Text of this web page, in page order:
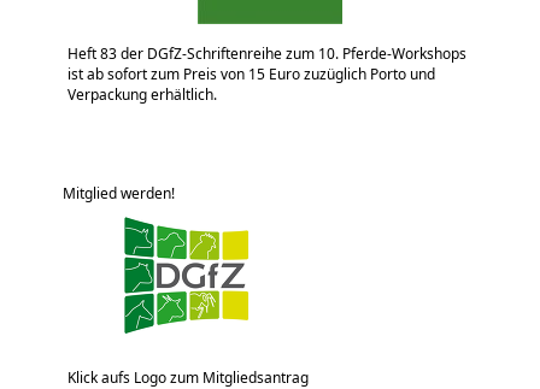
Heft 83 der DGfZ-Schriftenreihe zum 10. Pferde-Workshops
ist ab sofort zum Preis von 15 Euro zuzüglich Porto und
Verpackung erhältlich.
Mitglied werden!
Klick aufs Logo zum Mitgliedsantrag